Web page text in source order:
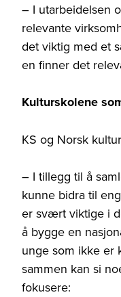
– I utarbeidelsen
relevante
det viktig med et
en finner det
Kulturskolene
KS og Norsk
– I tillegg til å
kunne bidra til
er svært viktige i
å bygge en
unge som ikke er
sammen kan si
fokusere: